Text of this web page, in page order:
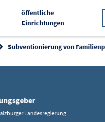
öffentliche
EinrichtungenAktiv
Subventionierung von
Landesregierung